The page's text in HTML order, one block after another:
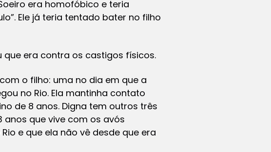
era homofóbico e teria
Ele já teria tentado bater no filho
que era contra os castigos físicos.
o filho: uma no dia em que a
no Rio. Ela mantinha contato
de 8 anos. Digna tem outros três
anos que vive com os avós
e que ela não vê desde que era